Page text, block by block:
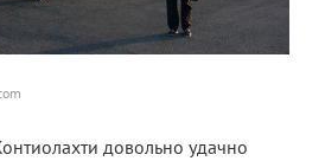
довольно удачно